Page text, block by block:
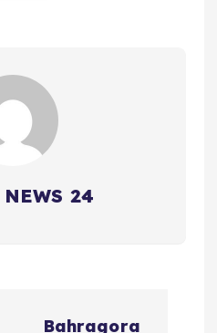
NEWS 24
Bahragora